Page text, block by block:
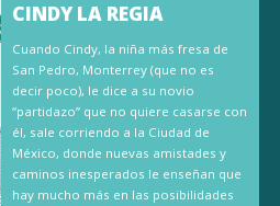
CINDY LA REGIA
Cuando Cindy, la niña más fresa de
San Pedro, Monterrey (que no es
decir poco), le dice a su novio
“partidazo” que no quiere casarse con
él, sale corriendo a la Ciudad de
México, donde nuevas amistades y
caminos inesperados le enseñan que
hay mucho más en las posibilidades